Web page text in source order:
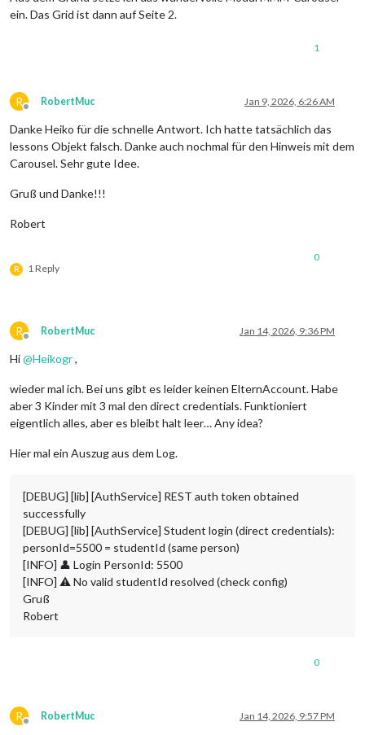
ein. Das Grid ist dann auf Seite 2.
1
R
Offline
RobertMuc Jan 9, 2026, 6:26 AM
Danke Heiko für die schnelle Antwort. Ich hatte tatsächlich das
lessons Objekt falsch. Danke auch nochmal für den Hinweis mit dem
Carousel. Sehr gute Idee.
Gruß und Danke!!!
Robert
R 1 Reply
0
R
Offline
RobertMuc Jan 14, 2026, 9:36 PM
Hi@Heikogr,
wieder mal ich. Bei uns gibt es leider keinen ElternAccount. Habe
aber 3 Kinder mit 3 mal den direct credentials. Funktioniert
eigentlich alles, aber es bleibt halt leer… Any idea?
Hier mal ein Auszug aus dem Log.
[DEBUG] [lib] [AuthService] REST auth token obtained
successfully
[DEBUG] [lib] [AuthService] Student login (direct credentials):
personId=5500 = studentId (same person)
[INFO] 👤 Login PersonId: 5500
[INFO] ⚠️ No valid studentId resolved (check config)
Gruß
Robert
0
R
Offline
RobertMuc Jan 14, 2026, 9:57 PM